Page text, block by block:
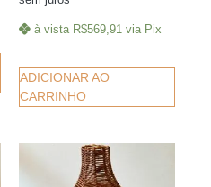
à vista R$569,91 via Pix
ADICIONAR AO
CARRINHO